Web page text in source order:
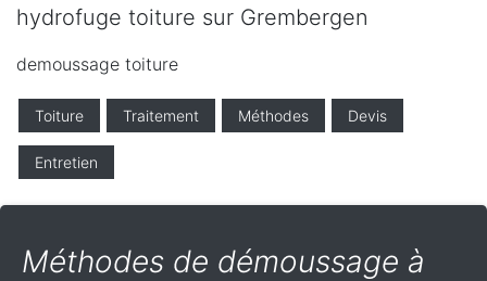
hydrofuge toiture sur Grembergen
demoussage toiture
Toiture Traitement Méthodes Devis
Entretien
Méthodes de démoussage à